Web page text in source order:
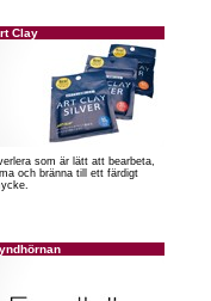
Clay
som är lätt att bearbeta,
och bränna till ett färdigt